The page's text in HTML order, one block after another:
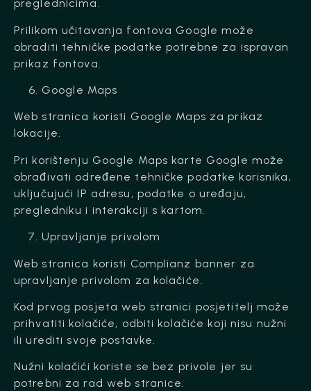
preglednicima.
Prilikom učitavanja fontova Google može
obraditi tehničke podatke potrebne za ispravan
prikaz fontova.
Google Maps
Web stranica koristi Google Maps za prikaz
lokacije.
Pri korištenju Google Maps karte Google može
obrađivati određene tehničke podatke korisnika,
uključujući IP adresu, podatke o uređaju,
pregledniku i interakciji s kartom.
Upravljanje privolom
Web stranica koristi Complianz banner za
upravljanje privolom za kolačiće.
Kod prvog posjeta web stranici posjetitelj može
prihvatiti kolačiće, odbiti kolačiće koji nisu nužni
ili urediti svoje postavke.
Nužni kolačići koriste se bez privole jer su
potrebni za rad web stranice.